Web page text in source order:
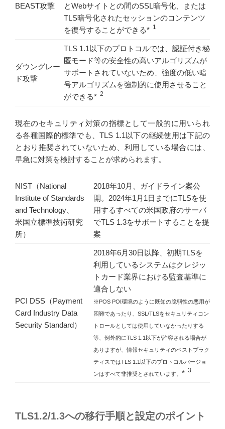
BEAST攻撃
とWebサイトとの間のSSL暗号化、または
TLS暗号化されたセッションのコンテンツ
を復号することができる* 1
ダウングレー
ド攻撃
TLS 1.1以下のプロトコルでは、認証付き秘
匿モード等の安全性の高いアルゴリズムが
サポートされていないため、強度の低い暗
号アルゴリズムを強制的に使用させること
ができる* 2
現在のセキュリティ対策の指標として一般的に用いられ
る各種国際的標準でも、TLS 1.1以下の継続使用は下記の
とおり推奨されていないため、利用している場合には、
早急に対策を検討することが求められます。
NIST（National
Institute of Standards
and Technology、
米国立標準技術研究
所）
2018年10月、ガイドライン案公
開。2024年1月1日までにTLSを使
用するすべての米国政府のサーバ
でTLS 1.3をサポートすることを提
案
PCI DSS（Payment
Card Industry Data
Security Standard）
2018年6月30日以降、初期TLSを
利用しているシステムはクレジッ
トカード業界における監査基準に
適合しない
※POS POI環境のように既知の脆弱性の悪用が
困難であったり、SSL/TLSをセキュリティコン
トロールとしては使用していなかったりする
等、例外的にTLS 1.1以下が許容される場合が
ありますが、情報セキュリティのベストプラク
ティスではTLS 1.1以下のプロトコルバージョ
ンはすべて非推奨とされています。 * 3
TLS1.2/1.3への移行手順と設定のポイント